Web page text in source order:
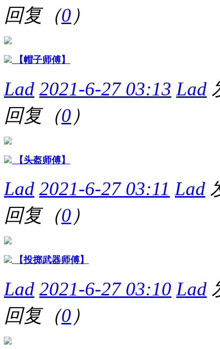
回复（0 ）
【帽子师傅】
Lad 2021-6-27 03:13 Lad
回复（0 ）
【头盔师傅】
Lad 2021-6-27 03:11 Lad
回复（0 ）
【投掷武器师傅】
Lad 2021-6-27 03:10 Lad
回复（0 ）